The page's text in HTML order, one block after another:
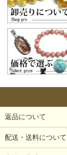
返品について
配送・送料について